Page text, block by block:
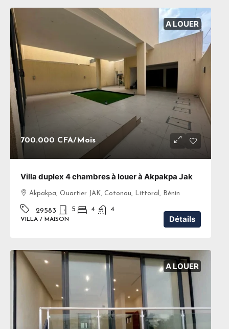
A LOUER
700.000 CFA/Mois
Villa duplex 4 chambres à louer à Akpakpa Jak
Akpakpa, Quartier JAK, Cotonou, Littoral, Bénin
29583 5 4 4
VILLA / MAISON Détails
A LOUER